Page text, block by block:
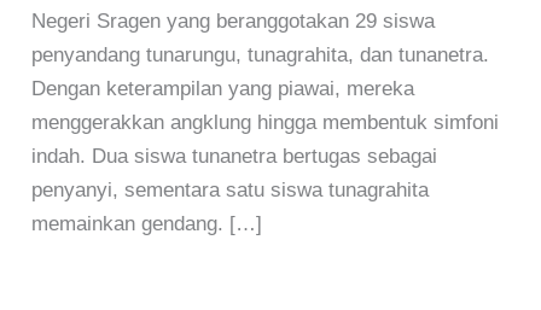
Negeri Sragen yang beranggotakan 29 siswa
penyandang tunarungu, tunagrahita, dan tunanetra.
Dengan keterampilan yang piawai, mereka
menggerakkan angklung hingga membentuk simfoni
indah. Dua siswa tunanetra bertugas sebagai
penyanyi, sementara satu siswa tunagrahita
memainkan gendang. […]